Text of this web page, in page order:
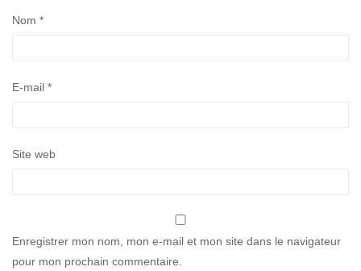
Nom *
E-mail *
Site web
Enregistrer mon nom, mon e-mail et mon site dans le navigateur
pour mon prochain commentaire.